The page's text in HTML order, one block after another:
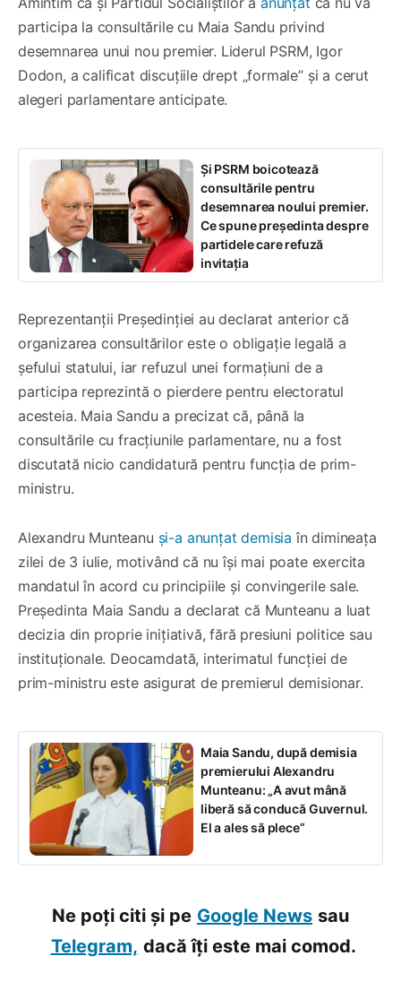
participa la consultările cu Maia Sandu privind
desemnarea unui nou premier. Liderul PSRM, Igor
Dodon, a calificat discuțiile drept „formale” și a cerut
alegeri parlamentare anticipate.
Și PSRM boicotează
consultările pentru
desemnarea noului premier.
Ce spune președinta despre
partidele care refuză
invitația
Reprezentanții Președinției au declarat anterior că
organizarea consultărilor este o obligație legală a
șefului statului, iar refuzul unei formațiuni de a
participa reprezintă o pierdere pentru electoratul
acesteia. Maia Sandu a precizat că, până la
consultările cu fracțiunile parlamentare, nu a fost
discutată nicio candidatură pentru funcția de prim-
ministru.
Alexandru Munteanu și-a anunțat demisia în dimineața
zilei de 3 iulie, motivând că nu își mai poate exercita
mandatul în acord cu principiile și convingerile sale.
Președinta Maia Sandu a declarat că Munteanu a luat
decizia din proprie inițiativă, fără presiuni politice sau
instituționale. Deocamdată, interimatul funcției de
prim-ministru este asigurat de premierul demisionar.
Maia Sandu, după demisia
premierului Alexandru
Munteanu: „A avut mână
liberă să conducă Guvernul.
El a ales să plece”
Ne poți citi și pe Google News sau
Telegram, dacă îți este mai comod.